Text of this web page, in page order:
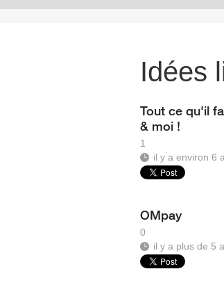
Idées
Tout ce qu'il
& moi !
1
il y a environ 6
OMpay
0
il y a plus de 5